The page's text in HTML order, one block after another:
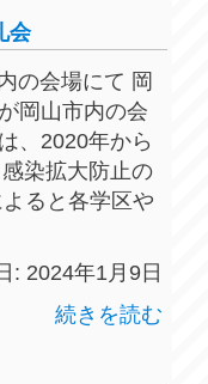
会
の会場にて 岡
岡山市内の会
、2020年から
染拡大防止の
ると各学区や
: 2024年1月9日
続きを読む